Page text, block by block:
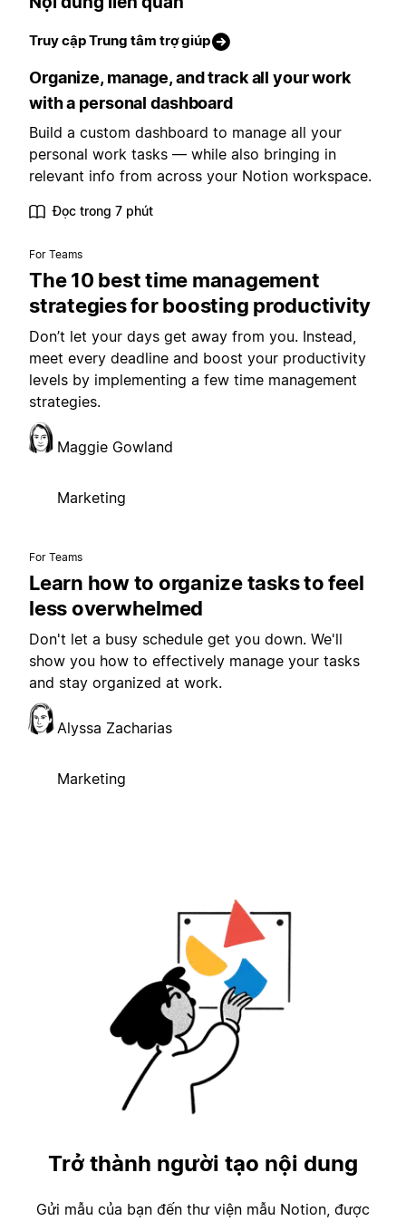
Truy cập Trung tâm trợ giúp
Organize, manage, and track all your work
with a personal dashboard
Build a custom dashboard to manage all your
personal work tasks — while also bringing in
relevant info from across your Notion workspace.
Đọc trong 7 phút
For Teams
The 10 best time management
strategies for boosting productivity
Don’t let your days get away from you. Instead,
meet every deadline and boost your productivity
levels by implementing a few time management
strategies.
Maggie Gowland
Marketing
For Teams
Learn how to organize tasks to feel
less overwhelmed
Don't let a busy schedule get you down. We'll
show you how to effectively manage your tasks
and stay organized at work.
Alyssa Zacharias
Marketing
Trở thành người tạo nội dung
Gửi mẫu của bạn đến thư viện mẫu Notion, được